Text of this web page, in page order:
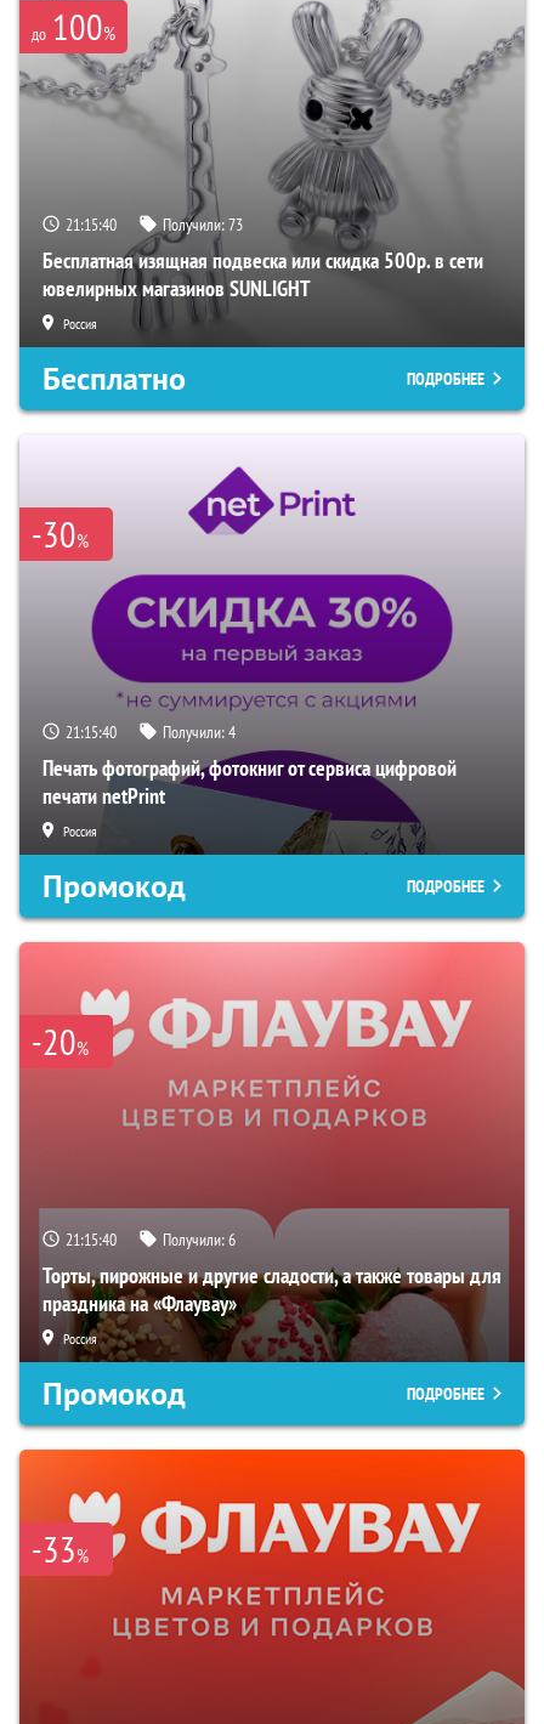
до 100%
21:15:39 Получили:73
Бесплатная изящная подвеска или скидка 500р. в сети
ювелирных магазинов SUNLIGHT
Россия
Бесплатно ПОДРОБНЕЕ
-30%
21:15:39 Получили:4
Печать фотографий, фотокниг от сервиса цифровой
печати netPrint
Россия
Промокод ПОДРОБНЕЕ
-20%
21:15:39 Получили:6
Торты, пирожные и другие сладости, а также товары для
праздника на «Флаувау»
Россия
Промокод ПОДРОБНЕЕ
-33%